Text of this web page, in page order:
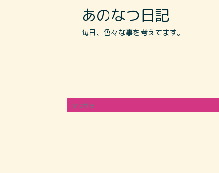
あのなつ日記
毎日、色々な事を考えてます。
profile